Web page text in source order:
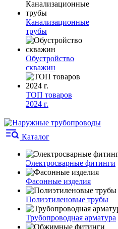
Канализационные
трубы
Обустройство
скважин
ТОП товаров
2024 г.
Каталог
Электросварные фитинги
Фасонные изделия
Полиэтиленовые трубы
Трубопроводная арматура